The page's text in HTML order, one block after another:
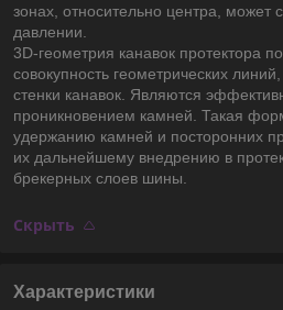
зонах, относительно центра, может
давлении.
3D-геометрия канавок протектора
совокупность геометрических
стенки канавок. Являются
проникновением камней. Такая
удержанию камней и посторонних
их дальнейшему внедрению в
брекерных слоев шины.
Скрыть
Характеристики